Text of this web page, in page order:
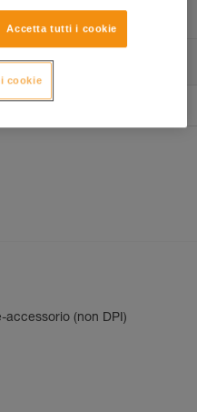
(destro) e da un
essere collegata sulla
mediante un moschettone-
alla vostra statura,
mm
GRAB-1
i tuoi DPI
accessorio (non DPI)
Accetta tutti i cookie
cookie